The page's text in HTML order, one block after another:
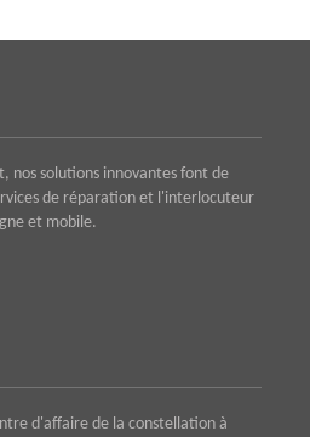
nos solutions innovantes font de
de réparation et l'interlocuteur
et mobile.
d'affaire de la constellation à